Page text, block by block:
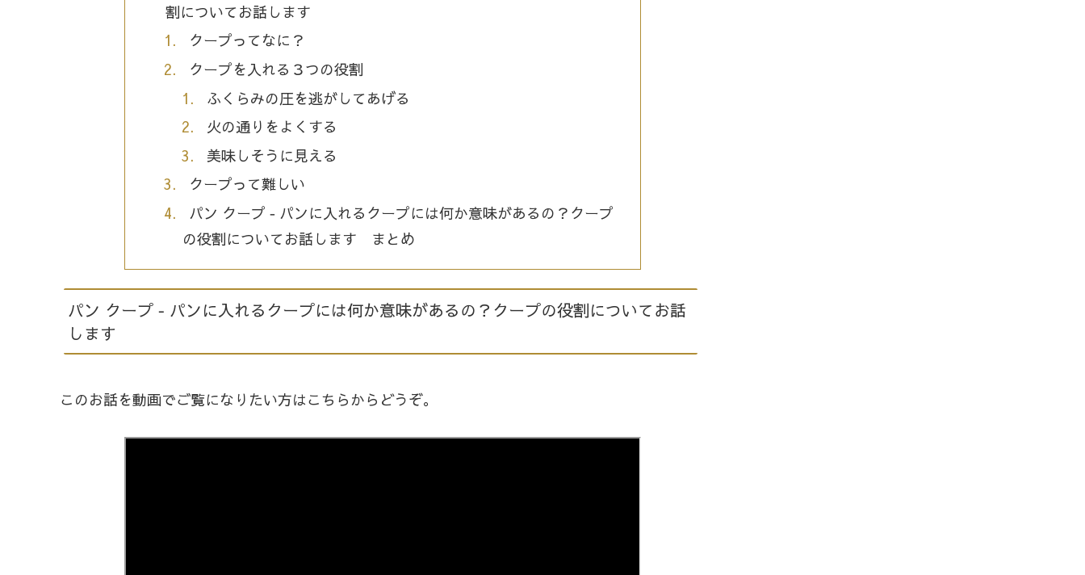
割についてお話します
クープってなに？
クープを入れる３つの役割
ふくらみの圧を逃がしてあげる
火の通りをよくする
美味しそうに見える
クープって難しい
パン クープ ‐ パンに入れるクープには何か意味があるの？クープ
の役割についてお話します まとめ
パン クープ ‐ パンに入れるクープには何か意味があるの？クープの役割についてお話
します
このお話を動画でご覧になりたい方はこちらからどうぞ。